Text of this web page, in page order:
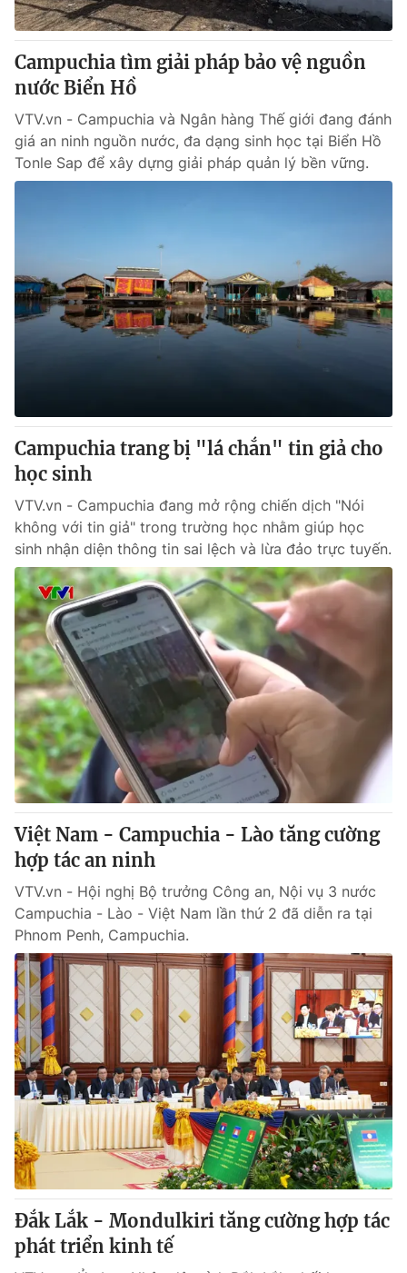
Cơ quan chủ quản:Đài Truyền hình Việt Nam
Cơ quan báo chí:Thời báo VTV
Giấy phép hoạt động báo in và báo điện tử số 483/GP-BTTTT
cấp ngày 29/12/2023
Vũ Thanh Thủy
Phó Tổng Biên tập:Nguyễn Thị Mỹ Hạnh, Phạm Quốc Thắng,
Nguyễn Trọng Ninh
Tổng đài VTV:024.38 355 931 - 024.38 355 932
® Cấm sao chép dưới mọi hình thức nếu không có sự chấp
thuận bằng văn bản. Ghi rõ nguồn VTV.vn khi phát hành lại
thông tin từ website này.
Campuchia tìm giải pháp bảo vệ nguồn
nước Biển Hồ
VTV.vn - Campuchia và Ngân hàng Thế giới đang đánh
giá an ninh nguồn nước, đa dạng sinh học tại Biển Hồ
Tonle Sap để xây dựng giải pháp quản lý bền vững.
Campuchia trang bị "lá chắn" tin giả cho
học sinh
VTV.vn - Campuchia đang mở rộng chiến dịch "Nói
không với tin giả" trong trường học nhằm giúp học
sinh nhận diện thông tin sai lệch và lừa đảo trực tuyến.
Việt Nam - Campuchia - Lào tăng cường
hợp tác an ninh
VTV.vn - Hội nghị Bộ trưởng Công an, Nội vụ 3 nước
Campuchia - Lào - Việt Nam lần thứ 2 đã diễn ra tại
Phnom Penh, Campuchia.
Đắk Lắk - Mondulkiri tăng cường hợp tác
phát triển kinh tế